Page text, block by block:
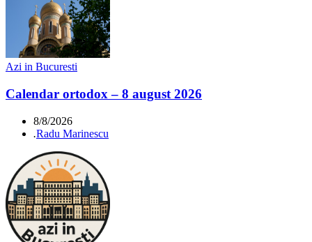
Azi in Bucuresti
Calendar ortodox – 8 august 2026
8/8/2026
.Radu Marinescu